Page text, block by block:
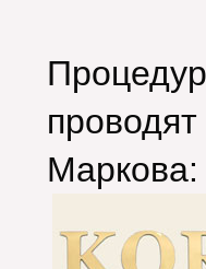
Маркова: